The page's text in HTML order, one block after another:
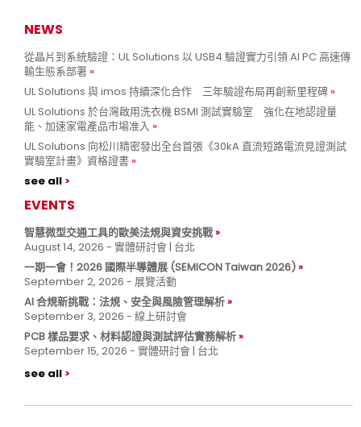
NEWS
從晶片到系統驗證：UL Solutions 以 USB4 驗證實力引領 AI PC 高速傳
輸生態系部署
UL Solutions 與 imos 持續深化合作 三年驗證布局再創新里程碑
UL Solutions 於台灣啟用洗衣機 BSMI 測試實驗室 強化在地認證量
能、加速家電產品市場准入
UL Solutions 向松川精密發出全台首張《30kA 直流短路電流見證測試
實驗室計畫》資格證書
see all
EVENTS
智慧微型交通工具的歐美法規與資安挑戰
August 14, 2026 - 實體研討會 | 台北
一期一會！2026 國際半導體展 (SEMICON Taiwan 2026)
September 2, 2026 - 展覽活動
AI 合規新挑戰：法規、安全與風險管理解析
September 3, 2026 - 線上研討會
PCB 樣品要求、材料認證與測試評估實務解析
September 15, 2026 - 實體研討會 | 台北
see all